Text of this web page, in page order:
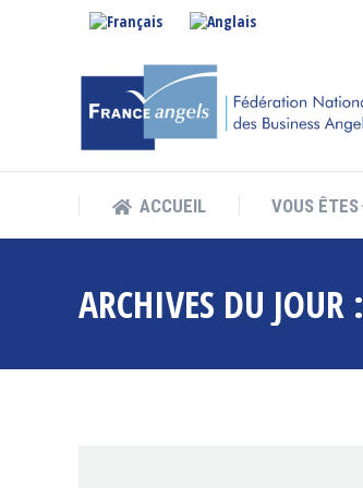
ACCUEIL VOUS ÊTES
ARCHIVES DU JOUR :
ACCUEIL